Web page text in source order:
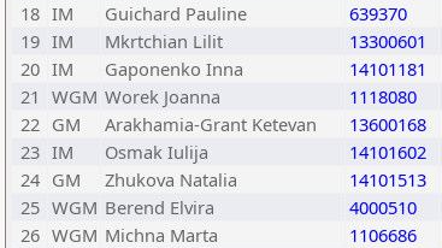
18 IM Guichard Pauline 639370
19 IM Mkrtchian Lilit 13300601
20 IM Gaponenko Inna 14101181
21 WGM Worek Joanna 1118080
22 GM Arakhamia-Grant Ketevan 13600168
23 IM Osmak Iulija 14101602
24 GM Zhukova Natalia 14101513
25 WGM Berend Elvira 4000510
26 WGM Michna Marta 1106686